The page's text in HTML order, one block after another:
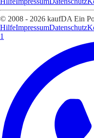
© 2008 - 2026 kaufDA Ein
HilfeImpressumDatenschutz
1